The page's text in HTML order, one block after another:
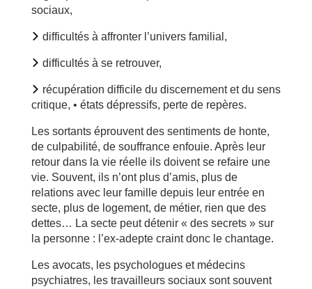
sociaux,
difficultés à affronter l’univers familial,
difficultés à se retrouver,
récupération difficile du discernement et du sens
critique, • états dépressifs, perte de repères.
Les sortants éprouvent des sentiments de honte,
de culpabilité, de souffrance enfouie. Après leur
retour dans la vie réelle ils doivent se refaire une
vie. Souvent, ils n’ont plus d’amis, plus de
relations avec leur famille depuis leur entrée en
secte, plus de logement, de métier, rien que des
dettes… La secte peut détenir « des secrets » sur
la personne : l’ex-adepte craint donc le chantage.
Les avocats, les psychologues et médecins
psychiatres, les travailleurs sociaux sont souvent